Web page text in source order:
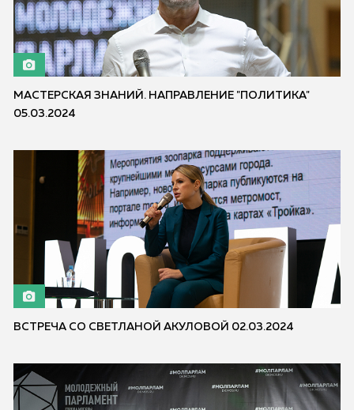
МАСТЕРСКАЯ ЗНАНИЙ. НАПРАВЛЕНИЕ "ПОЛИТИКА"
05.03.2024
ВСТРЕЧА СО СВЕТЛАНОЙ АКУЛОВОЙ 02.03.2024